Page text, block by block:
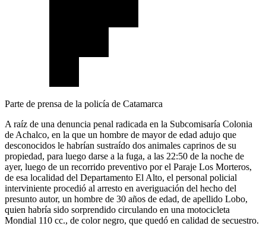
Parte de prensa de la policía de Catamarca
A raíz de una denuncia penal radicada en la Subcomisaría Colonia
de Achalco, en la que un hombre de mayor de edad adujo que
desconocidos le habrían sustraído dos animales caprinos de su
propiedad, para luego darse a la fuga, a las 22:50 de la noche de
ayer, luego de un recorrido preventivo por el Paraje Los Morteros,
de esa localidad del Departamento El Alto, el personal policial
interviniente procedió al arresto en averiguación del hecho del
presunto autor, un hombre de 30 años de edad, de apellido Lobo,
quien habría sido sorprendido circulando en una motocicleta
Mondial 110 cc., de color negro, que quedó en calidad de secuestro.